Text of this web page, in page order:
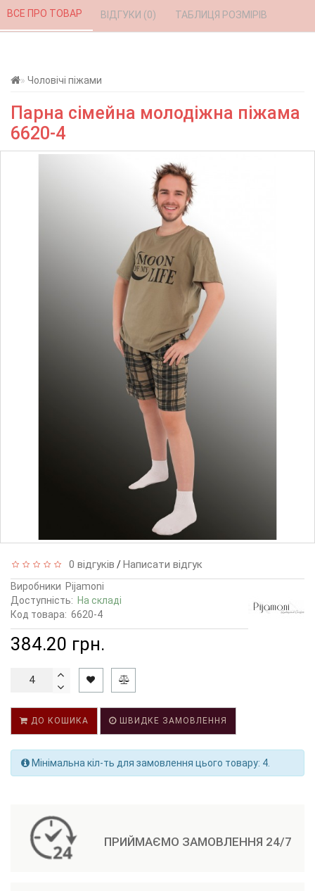
Чоловічі піжами
Парна сімейна молодіжна піжама
6620-4
ВСЕ ПРО ТОВАР ВІДГУКИ (0) ТАБЛИЦЯ РОЗМІРІВ
0 відгуків /Написати відгук
Виробники Pijamoni
Доступність: На складі
Код товара: 6620-4
384.20 грн.
ДО КОШИКА ШВИДКЕ ЗАМОВЛЕННЯ
Мінімальна кіл-ть для замовлення цього товару: 4.
ПРИЙМАЄМО ЗАМОВЛЕННЯ 24/7